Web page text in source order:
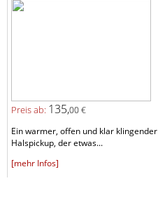
Preis ab: 135,00 €
Ein warmer, offen und klar klingender
Halspickup, der etwas...
[mehr Infos]